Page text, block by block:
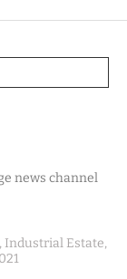
news channel
Industrial Estate,